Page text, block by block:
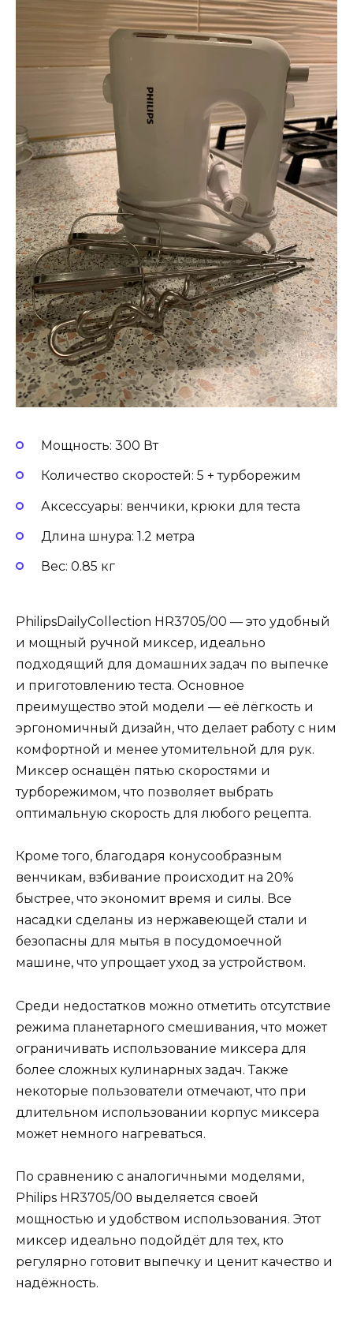
Мощность: 300 Вт
Количество скоростей: 5 + турборежим
Аксессуары: венчики, крюки для теста
Длина шнура: 1.2 метра
Вес: 0.85 кг
PhilipsDailyCollection HR3705/00 — это удобный
и мощный ручной миксер, идеально
подходящий для домашних задач по выпечке
и приготовлению теста. Основное
преимущество этой модели — её лёгкость и
эргономичный дизайн, что делает работу с ним
комфортной и менее утомительной для рук.
Миксер оснащён пятью скоростями и
турборежимом, что позволяет выбрать
оптимальную скорость для любого рецепта.
Кроме того, благодаря конусообразным
венчикам, взбивание происходит на 20%
быстрее, что экономит время и силы. Все
насадки сделаны из нержавеющей стали и
безопасны для мытья в посудомоечной
машине, что упрощает уход за устройством.
Среди недостатков можно отметить отсутствие
режима планетарного смешивания, что может
ограничивать использование миксера для
более сложных кулинарных задач. Также
некоторые пользователи отмечают, что при
длительном использовании корпус миксера
может немного нагреваться.
По сравнению с аналогичными моделями,
Philips HR3705/00 выделяется своей
мощностью и удобством использования. Этот
миксер идеально подойдёт для тех, кто
регулярно готовит выпечку и ценит качество и
надёжность.